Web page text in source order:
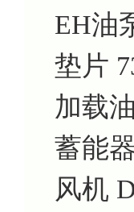
EH油
垫片
加载
蓄能
风机